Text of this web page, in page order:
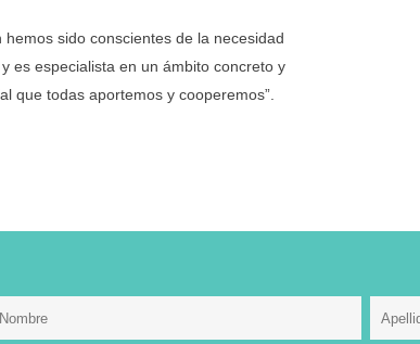
sido conscientes de la necesidad
es especialista en un ámbito concreto y
que todas aportemos y cooperemos”.